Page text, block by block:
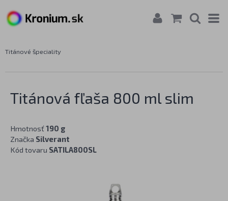
Titánové špeciality
Titánová fľaša 800 ml slim
Hmotnosť 190 g
Značka Silverant
Kód tovaru SATILA800SL